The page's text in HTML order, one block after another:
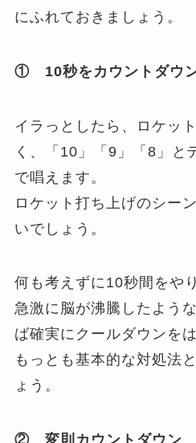
にふれておきましょう。
① 10秒をカウントダウ
イラっとしたら、ロケッ
く、「10」「9」「8」と
で唱えます。
ロケット打ち上げのシー
いでしょう。
何も考えずに10秒間をや
急激に脳が沸騰したよう
ば確実にクールダウンを
もっとも基本的な対処法
ょう。